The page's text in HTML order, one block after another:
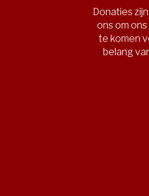
Donaties
ons om
te komen
belang